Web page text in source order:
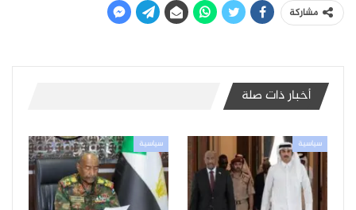
مشاركة
أخبار ذات صلة
سياسية سياسية